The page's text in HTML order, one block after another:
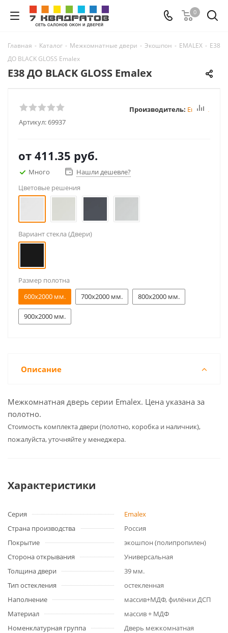
0
Главная - Каталог - Межкомнатные двери - Экошпон - EMALEX - E38
ДО BLACK GLOSS Emalex
E38 ДО BLACK GLOSS Emalex
Артикул:69937
Производитель: Emalex
от 411.35 руб.
Много
Нашли дешевле?
Цветовые решения
Вариант стекла (Двери)
Размер полотна
600x2000 мм.
700x2000 мм. 800x2000 мм.
900x2000 мм.
Описание
Межкомнатная дверь серии Emalex. Цена указана за
полотно.
Cтоимость комплекта двери (полотно, коробка и наличник),
пожалуйста, уточняйте у менеджера.
Характеристики
Серия
Emalex
Страна производства
Россия
Покрытие
экошпон (полипропилен)
Сторона открывания
Универсальная
Толщина двери
39 мм.
Тип остекления
остекленная
Наполнение
массив+МДФ, филёнки ДСП
Материал
массив + МДФ
Номенклатурная группа
Дверь межкомнатная